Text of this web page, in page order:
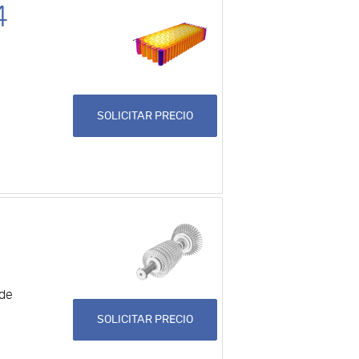
SOLICITAR PRECIO
SOLICITAR PRECIO